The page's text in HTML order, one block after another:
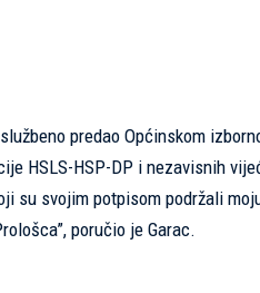
predao Općinskom
HSLS-HSP-DP i nezavisnih
su svojim potpisom podržali
poručio je Garac.